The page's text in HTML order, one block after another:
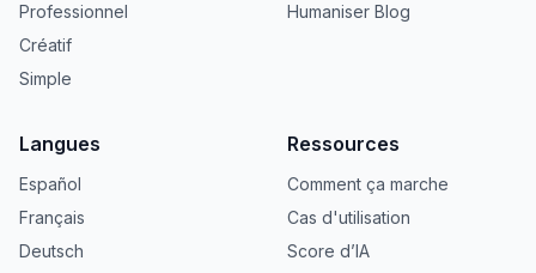
Professionnel
Créatif
Simple
Humaniser Blog
Langues
Español
Français
Deutsch
Ressources
Comment ça marche
Cas d'utilisation
Score d’IA